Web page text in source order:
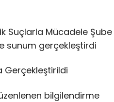
Suçlarla Mücadele Şube
sunum gerçekleştirdi
Gerçekleştirildi
bilgilendirme